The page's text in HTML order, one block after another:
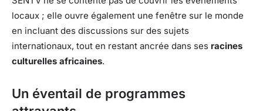
locaux ; elle ouvre également une fenêtre sur le monde
en incluant des discussions sur des sujets
internationaux, tout en restant ancrée dans ses racines
culturelles africaines.
Un éventail de programmes